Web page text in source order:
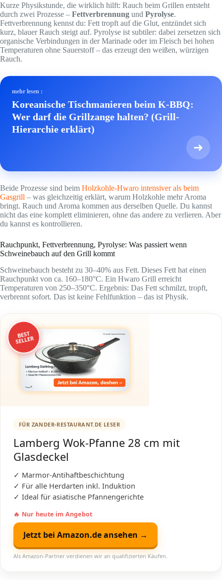
Kurze Physikstunde, die wirklich hilft: Rauch beim Grillen entsteht
durch zwei Prozesse – Fettverbrennung und Pyrolyse.
Fettverbrennung kennst du: Fett tropft auf die Glut, entzündet sich
kurz, blauer Rauch steigt auf. Pyrolyse ist subtiler: dabei zersetzen sich
organische Verbindungen in der Marinade oder im Fleisch bei hohen
Temperaturen ohne Sauerstoff – das erzeugt den weißen, würzigen
Rauch.
mehr lesen :
Koreanische Tischmanieren beim K-BBQ:
Wer darf die Grillzange halten? (Grill-
Hierarchie erklärt)
➜
Beide Prozesse sind beim Holzkohle-Hwaro intensiver als beim
Gasgrill – was gleichzeitig erklärt, warum Holzkohle mehr Aroma
bringt. Rauch und Aroma kommen aus derselben Quelle. Du kannst
nicht das eine komplett eliminieren, ohne das andere zu verlieren. Aber
du kannst es kontrollieren.
Rauchpunkt, Fettverbrennung, Pyrolyse: Was passiert wenn
Schweinebauch auf den Grill kommt
Schweinebauch besteht zu 30–40% aus Fett. Dieses Fett hat einen
Rauchpunkt von ca. 160–180°C. Ein Hwaro Grill erreicht
Temperaturen von 250–350°C. Ergebnis: Das Fett schmilzt, tropft,
verbrennt sofort. Das ist keine Fehlfunktion – das ist Physik.
BEST
SELLER
FÜR ZANDER-RESTAURANT.DE LESER
Lamberg Wok-Pfanne 28 cm mit
Glasdeckel
✓ Marmor-Antihaftbeschichtung
✓ Für alle Herdarten inkl. Induktion
✓ Ideal für asiatische Pfannengerichte
🔥 Nur heute im Angebot
Jetzt bei Amazon.de ansehen →
Als Amazon-Partner verdienen wir an qualifizierten Käufen.